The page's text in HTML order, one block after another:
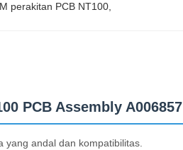
perakitan PCB NT100
PCB Assembly A006857
andal dan kompatibilitas.